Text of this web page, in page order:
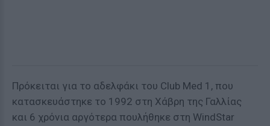
Πρόκειται για το αδελφάκι του Club Med 1, που
κατασκευάστηκε το 1992 στη Χάβρη της Γαλλίας
και 6 χρόνια αργότερα πουλήθηκε στη WindStar